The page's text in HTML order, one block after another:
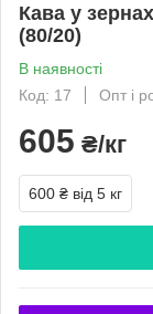
Кава у
(80/20)
В наявності
Код: 17
Опт і
605 ₴/кг
600 ₴ від 5 кг